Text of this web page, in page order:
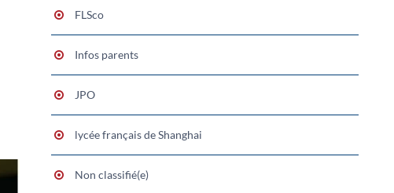
FLSco
Infos parents
JPO
lycée français de Shanghai
Non classifié(e)